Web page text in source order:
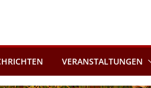
VERANSTALTUNGEN